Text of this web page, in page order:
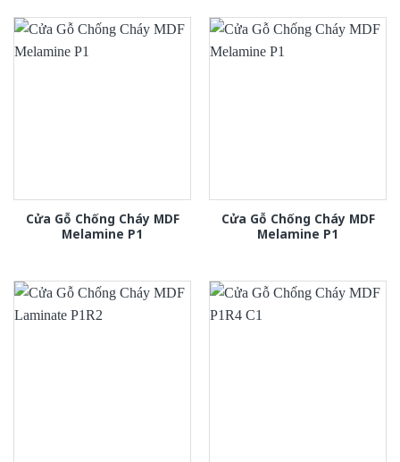
Cửa Gỗ Chống Cháy MDF
Melamine P1
Cửa Gỗ Chống Cháy MDF
Melamine P1